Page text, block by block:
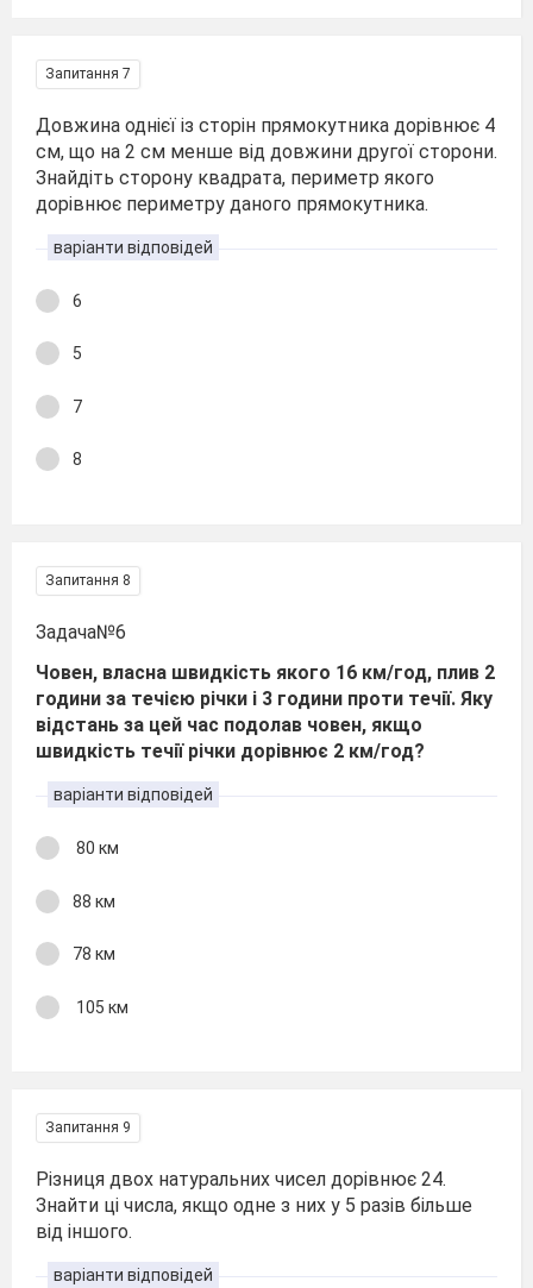
Запитання 7
Довжина однієї із сторін прямокутника дорівнює 4
см, що на 2 см менше від довжини другої сторони.
Знайдіть сторону квадрата, периметр якого
дорівнює периметру даного прямокутника.
варіанти відповідей
6
5
7
8
Запитання 8
Задача№6
Човен, власна швидкість якого 16 км/год, плив 2
години за течією річки і 3 години проти течії. Яку
відстань за цей час подолав човен, якщо
швидкість течії річки дорівнює 2 км/год?
варіанти відповідей
80 км
88 км
78 км
105 км
Запитання 9
Різниця двох натуральних чисел дорівнює 24.
Знайти ці числа, якщо одне з них у 5 разів більше
від іншого.
варіанти відповідей